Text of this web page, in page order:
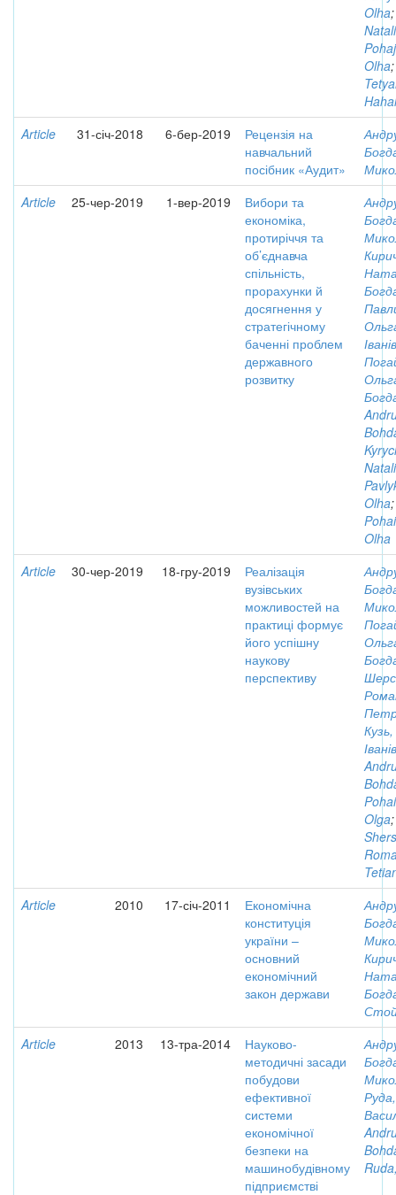
Olha
Olha
Article
31-січ-2018 6-бер-2019
Рецензія на
навчальний
посібник «Аудит»
Article
25-чер-2019 1-вер-2019
Вибори та
економіка,
протиріччя та
об’єднавча
спільність,
прорахунки й
досягнення у
стратегічному
баченні проблем
державного
розвитку
Olha;
Olha
Article
30-чер-2019 18-гру-2019
Реалізація
вузівських
можливостей на
практиці формує
його успішну
наукову
перспективу
Olga;
Article
2010 17-січ-2011
Економічна
конституція
україни –
основний
економічний
закон держави
Article
2013 13-тра-2014
Науково-
методичні засади
побудови
ефективної
системи
економічної
безпеки на
машинобудівному
підприємстві